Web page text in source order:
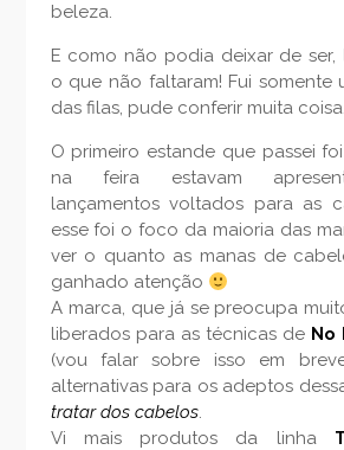
beleza.
E como não podia deixar de ser,
o que não faltaram! Fui somente
das filas, pude conferir muita coisa.
O primeiro estande que passei
na feira estavam
lançamentos voltados para as
esse foi o foco da maioria das
ver o quanto as manas de
ganhado atenção
A marca, que já se preocupa
liberados para as técnicas de No
(vou falar sobre isso em
alternativas para os adeptos
tratar dos cabelos.
Vi mais produtos da linha